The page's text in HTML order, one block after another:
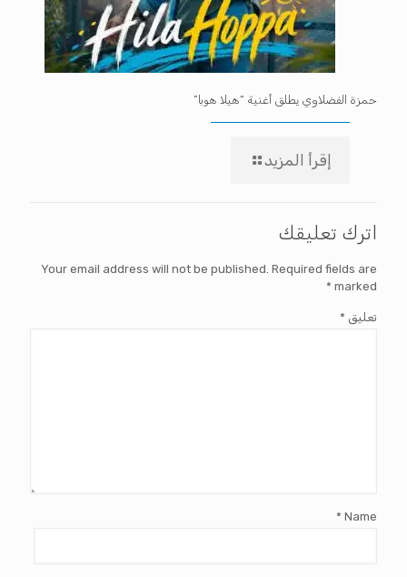
حمزة الفضلاوي يطلق أغنية “هيلا هوبا”
إقرأ المزيد
اترك تعليقك
Your email address will not be published. Required fields are
marked
*
تعليق *
Name
*